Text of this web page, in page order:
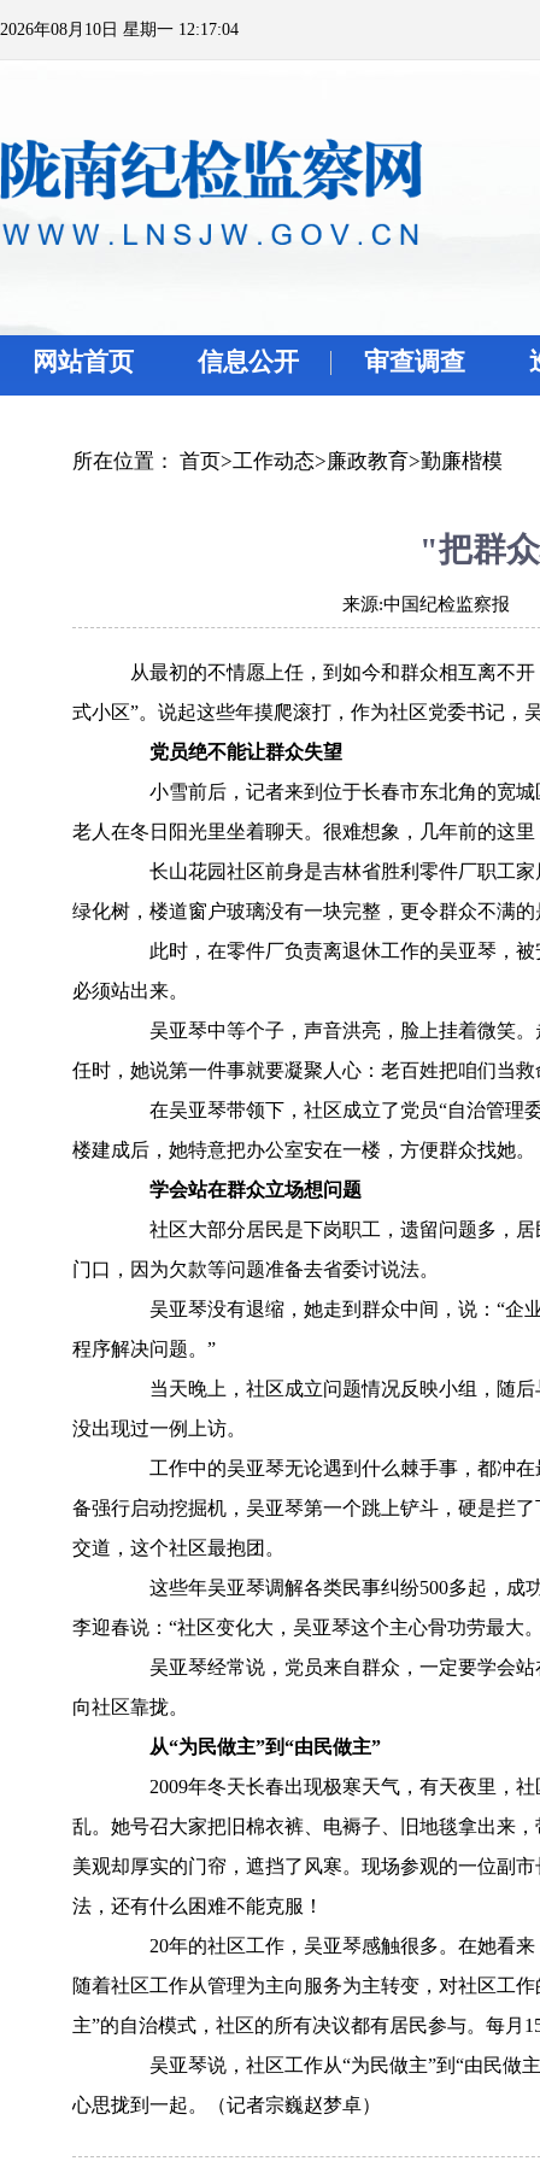
2026年08月10日 星期一 12:17:04
网站首页 信息公开 审查调查
所在位置： 首页>工作动态>廉政教育>勤廉楷模
"把群
来源:中国纪检监察报
从最初的不情愿上任，到如今和群众相互离不
式小区”。说起这些年摸爬滚打，作为社区党委书记，
党员绝不能让群众失望
小雪前后，记者来到位于长春市东北角的宽城
老人在冬日阳光里坐着聊天。很难想象，几年前的这
长山花园社区前身是吉林省胜利零件厂职工家
绿化树，楼道窗户玻璃没有一块完整，更令群众不满
此时，在零件厂负责离退休工作的吴亚琴，被
必须站出来。
吴亚琴中等个子，声音洪亮，脸上挂着微笑。
任时，她说第一件事就要凝聚人心：老百姓把咱们当
在吴亚琴带领下，社区成立了党员“自治管理
楼建成后，她特意把办公室安在一楼，方便群众找她。
学会站在群众立场想问题
社区大部分居民是下岗职工，遗留问题多，居
门口，因为欠款等问题准备去省委讨说法。
吴亚琴没有退缩，她走到群众中间，说：“企
程序解决问题。”
当天晚上，社区成立问题情况反映小组，随后
没出现过一例上访。
工作中的吴亚琴无论遇到什么棘手事，都冲在
备强行启动挖掘机，吴亚琴第一个跳上铲斗，硬是拦
交道，这个社区最抱团。
这些年吴亚琴调解各类民事纠纷500多起，成
李迎春说：“社区变化大，吴亚琴这个主心骨功劳最大
吴亚琴经常说，党员来自群众，一定要学会站
向社区靠拢。
从“为民做主”到“由民做主”
2009年冬天长春出现极寒天气，有天夜里，社
乱。她号召大家把旧棉衣裤、电褥子、旧地毯拿出来
美观却厚实的门帘，遮挡了风寒。现场参观的一位副
法，还有什么困难不能克服！
20年的社区工作，吴亚琴感触很多。在她看来
随着社区工作从管理为主向服务为主转变，对社区工
主”的自治模式，社区的所有决议都有居民参与。每月
吴亚琴说，社区工作从“为民做主”到“由民做
心思拢到一起。（记者宗巍赵梦卓）